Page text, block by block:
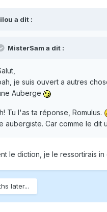
a dit :
MisterSam a dit :
je suis ouvert a autres
Auberge
Tu l'as ta réponse, Romulus.
aubergiste. Car comme le dit
le diction, je le ressortirais in
later...